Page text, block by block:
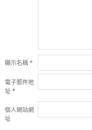
顯示名稱*
電子郵件地
址*
個人網站網
址